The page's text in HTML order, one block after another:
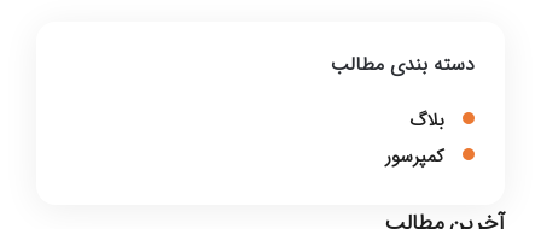
دسته بندی مطالب
بلاگ
کمپرسور
آخرین مطالب